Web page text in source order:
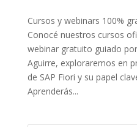
Cursos y webinars 100%
Conocé nuestros cursos
webinar gratuito guiado
Aguirre, exploraremos en
de SAP Fiori y su papel
Aprenderás...